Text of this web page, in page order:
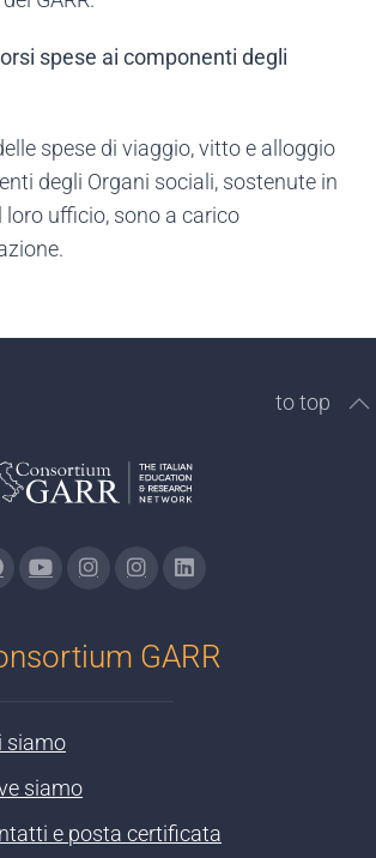
spese ai componenti degli
spese di viaggio, vitto e alloggio
degli Organi sociali, sostenute in
loro ufficio, sono a carico
to top
GARR
siamo
siamo
e posta certificata